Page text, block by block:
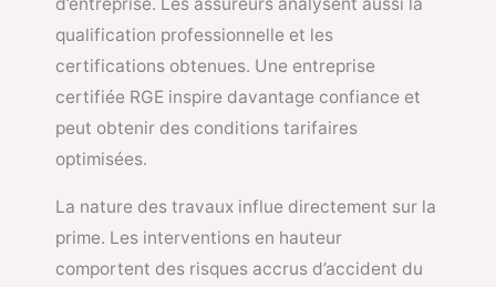
qualification professionnelle et les
certifications obtenues. Une entreprise
certifiée RGE inspire davantage confiance et
peut obtenir des conditions tarifaires
optimisées.
La nature des travaux influe directement sur la
prime. Les interventions en hauteur
comportent des risques accrus d’accident du